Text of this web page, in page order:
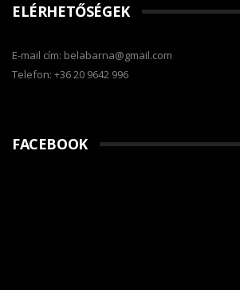
ELÉRHETŐSÉGEK
E-mail cím: belabarna@gmail.com
Telefon: +36 20 9642 996
FACEBOOK